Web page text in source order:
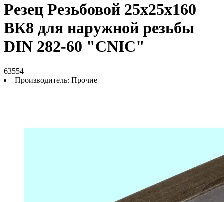
Резец Резьбовой 25х25х160
ВК8 для наружной резьбы
DIN 282-60 "CNIC"
63554
Производитель: Прочие